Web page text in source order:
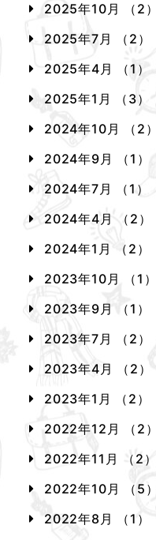
2025年10月 （2）
2025年7月 （2）
2025年4月 （1）
2025年1月 （3）
2024年10月 （2）
2024年9月 （1）
2024年7月 （1）
2024年4月 （2）
2024年1月 （2）
2023年10月 （1）
2023年9月 （1）
2023年7月 （2）
2023年4月 （2）
2023年1月 （2）
2022年12月 （2）
2022年11月 （2）
2022年10月 （5）
2022年8月 （1）